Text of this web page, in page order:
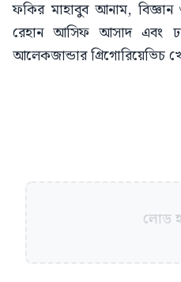
ফকির মাহাবুব আনাম, বিজ্ঞান
রেহান আসিফ আসাদ এবং
আলেকজান্ডার গ্রিগোরিয়েভিচ
লোড